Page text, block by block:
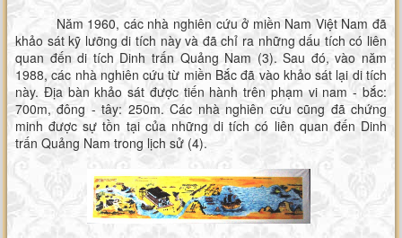
Năm 1960, các nhà nghiên cứu ở miền Nam Việt Nam đã
khảo sát kỹ lưỡng di tích này và đã chỉ ra những dấu tích có liên
quan đến di tích Dinh trấn Quảng Nam (3). Sau đó, vào năm
1988, các nhà nghiên cứu từ miền Bắc đã vào khảo sát lại di tích
này. Địa bàn khảo sát được tiến hành trên phạm vi nam - bắc:
700m, đông - tây: 250m. Các nhà nghiên cứu cũng đã chứng
minh được sự tồn tại của những di tích có liên quan đến Dinh
trấn Quảng Nam trong lịch sử (4).